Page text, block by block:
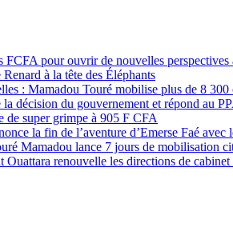
pour ouvrir de nouvelles
à la tête des Éléphants
: Mamadou Touré mobilise plus de 8
décision du gouvernement et répond au
de super grimpe à 905 F CFA
la fin de l’aventure d’Emerse Faé avec
Mamadou lance 7 jours de mobilisation
renouvelle les directions de